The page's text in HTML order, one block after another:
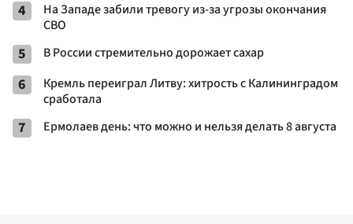
4
На Западе забили тревогу из-за угрозы окончания
СВО
5 В России стремительно дорожает сахар
6
Кремль переиграл Литву: хитрость с Калининградом
сработала
7 Ермолаев день: что можно и нельзя делать 8 августа